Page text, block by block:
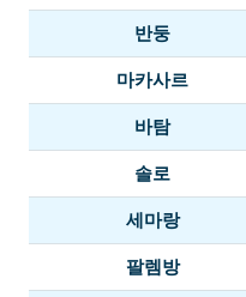
반둥
마카사르
바탐
솔로
세마랑
팔렘방